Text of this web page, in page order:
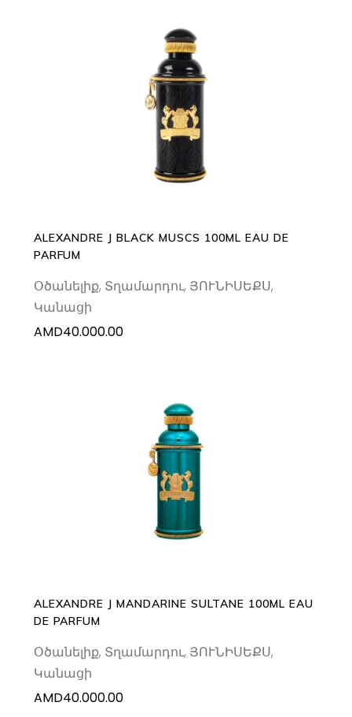
ADD TO CART
ALEXANDRE J BLACK MUSCS 100ML EAU DE
PARFUM
Օծանելիք, Տղամարդու, ՅՈՒՆԻՍԵՔՍ,
Կանացի
AMD40.000.00
ADD TO CART
ALEXANDRE J MANDARINE SULTANE 100ML EAU
DE PARFUM
Օծանելիք, Տղամարդու, ՅՈՒՆԻՍԵՔՍ,
Կանացի
AMD40.000.00